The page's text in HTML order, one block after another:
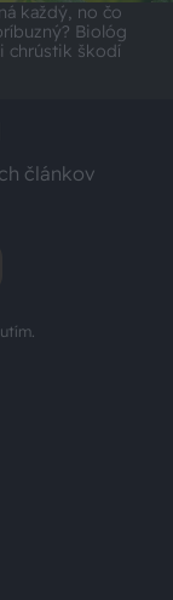
každý, no čo
Biológ
chrústik škodí
článkov